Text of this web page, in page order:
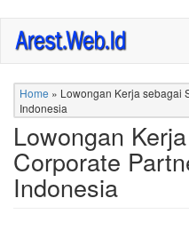
Skip
main
content
Home » Lowongan Kerja sebagai
Indonesia
Lowongan
Corporate
Indonesia